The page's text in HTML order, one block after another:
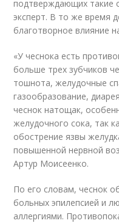
подтверждающих такие
эксперт. В то же время
благотворное влияние
«У чеснока есть
больше трех зубчиков
тошнота, желудочные
газообразование,
чеснок натощак,
желудочного сока, так
обострение язвы
повышенной нервной
Артур Моисеенко.
По его словам, чеснок
больных эпилепсией и
аллергиями.